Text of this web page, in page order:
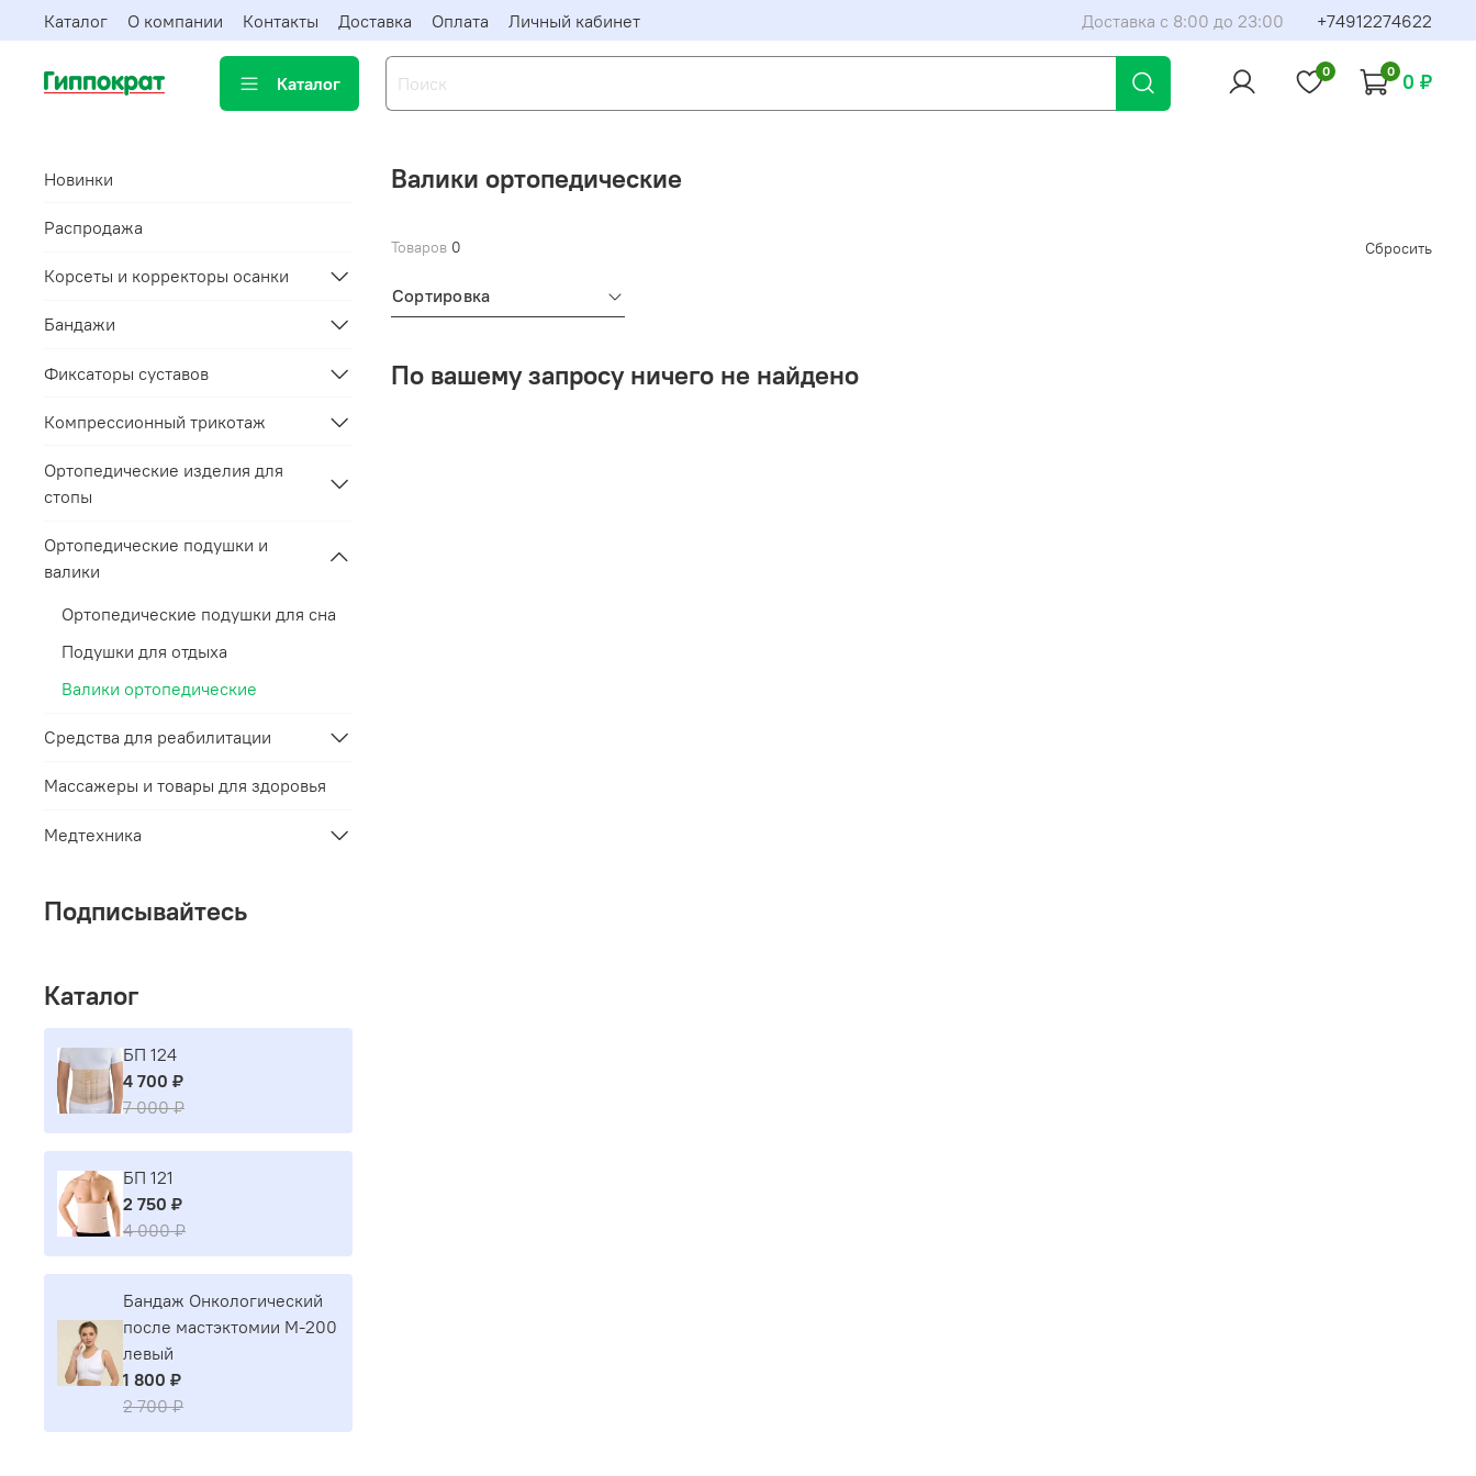
Каталог О компании Контакты Доставка Оплата Личный кабинет Доставка с 8:00 до 23:00 +74912274622
Каталог
0 0 0 ₽
Валики ортопедические
Товаров 0 Сбросить
Сортировка
По вашему запросу ничего не найдено
Новинки
Распродажа
Корсеты и корректоры осанки
Бандажи
Фиксаторы суставов
Компрессионный трикотаж
Ортопедические изделия для
стопы
Ортопедические подушки и
валики
Ортопедические подушки для сна
Подушки для отдыха
Валики ортопедические
Средства для реабилитации
Массажеры и товары для здоровья
Медтехника
Подписывайтесь
Каталог
БП 124
4 700 ₽
7 000 ₽
БП 121
2 750 ₽
4 000 ₽
Бандаж Онкологический
после мастэктомии М-200
левый
1 800 ₽
2 700 ₽